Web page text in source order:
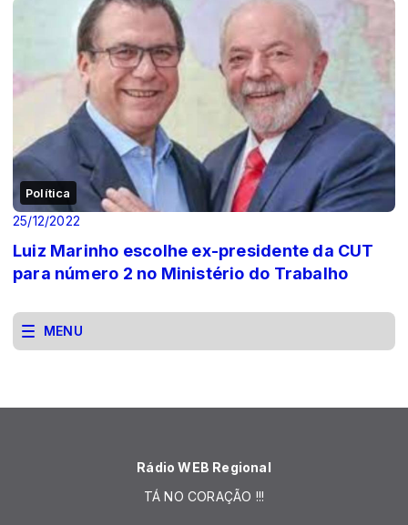
Política
25/12/2022
Luiz Marinho escolhe ex-presidente da CUT
para número 2 no Ministério do Trabalho
MENU
Rádio WEB Regional
TÁ NO CORAÇÃO !!!